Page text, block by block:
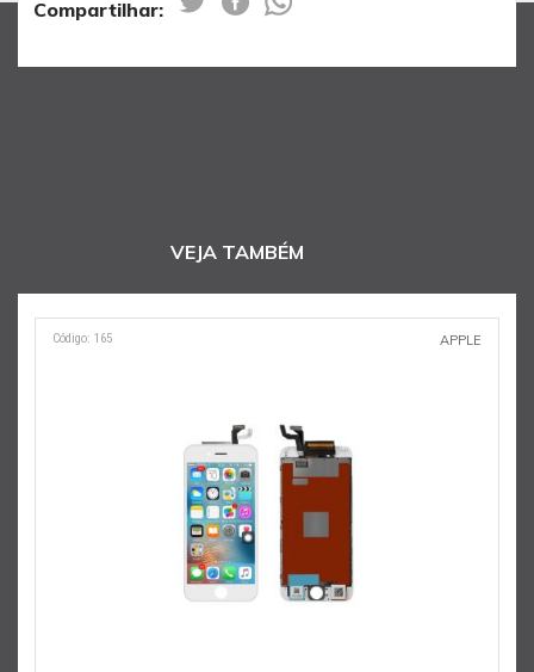
Compartilhar:
VEJA TAMBÉM
Código: 165 APPLE